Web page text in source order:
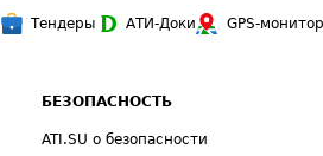
Тендеры АТИ-Доки GPS-
БЕЗОПАСНОСТЬ
ATI.SU о безопасности